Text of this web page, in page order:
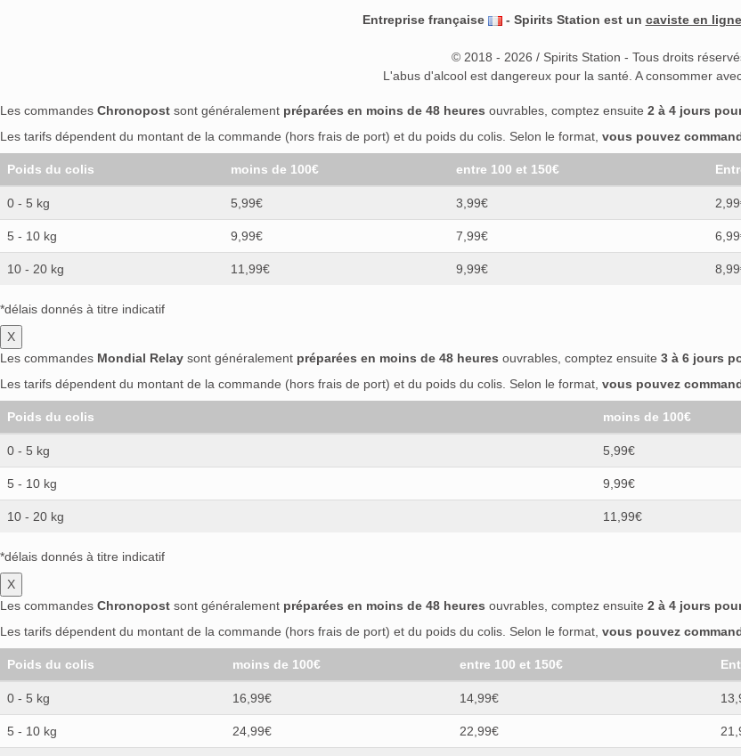
Entreprise française
- Spirits Station est un caviste en
© 2018 - 2026 / Spirits Station - Tous droits
L'abus d'alcool est dangereux pour la santé. A consommer
Les commandes Chronopost sont généralement préparées en moins de 48 heures ouvrables, comptez ensuite 2 à 4 jours
Les tarifs dépendent du montant de la commande (hors frais de port) et du poids du colis. Selon le format, vous pouvez
Poids du colis moins de 100€ entre 100 et 150€
0 - 5 kg 5,99€ 3,99€
5 - 10 kg 9,99€ 7,99€
10 - 20 kg 11,99€ 9,99€
*délais donnés à titre indicatif
X
Les commandes Mondial Relay sont généralement préparées en moins de 48 heures ouvrables, comptez ensuite 3 à 6 jours
Les tarifs dépendent du montant de la commande (hors frais de port) et du poids du colis. Selon le format, vous pouvez
Poids du colis moins de 100€
0 - 5 kg 5,99€
5 - 10 kg 9,99€
10 - 20 kg 11,99€
*délais donnés à titre indicatif
X
Les commandes Chronopost sont généralement préparées en moins de 48 heures ouvrables, comptez ensuite 2 à 4 jours
Les tarifs dépendent du montant de la commande (hors frais de port) et du poids du colis. Selon le format, vous pouvez
Poids du colis moins de 100€ entre 100 et 150€
0 - 5 kg 16,99€ 14,99€
5 - 10 kg 24,99€ 22,99€